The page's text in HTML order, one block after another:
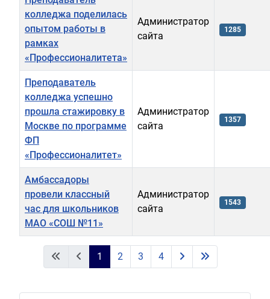
Материалы
колледжа поделилась
опытом работы в
рамках
«Профессионалитета»
Администратор
сайта
1285
Преподаватель
колледжа успешно
прошла стажировку в
Москве по программе
ФП
«Профессионалитет»
Администратор
сайта
1357
Амбассадоры
провели классный
час для школьников
МАО «СОШ №11»
Администратор
сайта
1543
1 2 3 4